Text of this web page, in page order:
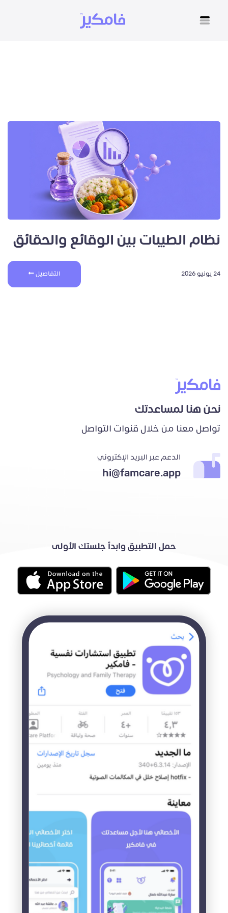
نظام الطيبات بين الوقائع والحقائق
24 يونيو 2026 التفاصيل
نحن هنا لمساعدتك
تواصل معنا من خلال قنوات التواصل
الدعم عبر البريد الإكتروني
hi@famcare.app
حمل التطبيق وابدأ جلستك الأولى